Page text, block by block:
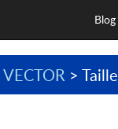
Blog
VECTOR> Taille